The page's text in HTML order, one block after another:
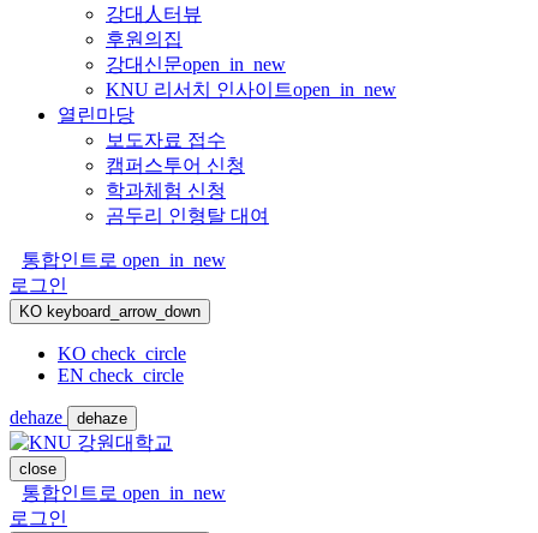
강대人터뷰
후원의집
강대신문open_in_new
KNU 리서치 인사이트open_in_new
열린마당
보도자료 접수
캠퍼스투어 신청
학과체험 신청
곰두리 인형탈 대여
통합인트로 open_in_new
로그인
KO keyboard_arrow_down
KO check_circle
EN check_circle
dehaze dehaze
close
통합인트로 open_in_new
로그인